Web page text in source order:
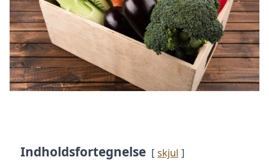
Indholdsfortegnelse skjul